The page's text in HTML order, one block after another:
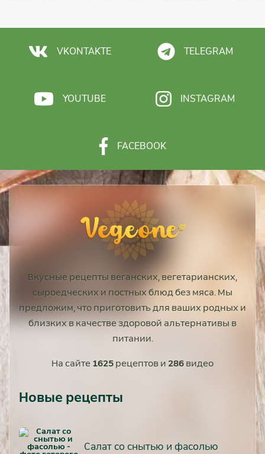
VKONTAKTE TELEGRAM
YOUTUBE INSTAGRAM
FACEBOOK
Вкусные рецепты веганских, вегетарианских,
сыроедческих и постных блюд без мяса. Мы
предложим, что приготовить для ваших родных и
близких в качестве здоровой альтернативы в
питании.
На сайте 1625 рецептов и 286 видео
Новые рецепты
Салат со снытью и фасолью